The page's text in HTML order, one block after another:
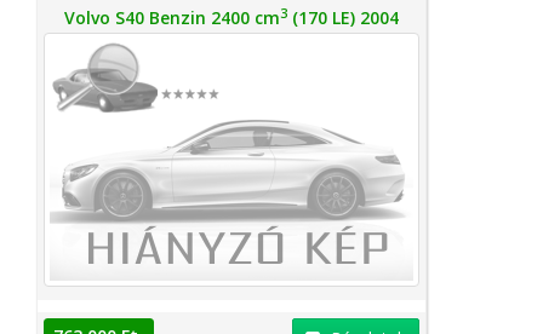
Volvo S40 Benzin 2400 cm3 (170 LE) 2004